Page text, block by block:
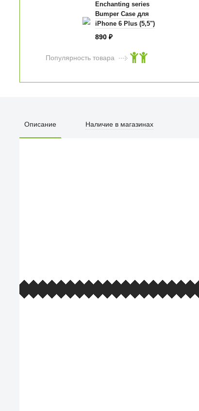
Enchanting series
Bumper Case для
iPhone 6 Plus (5,5")
тёмно-синий
890₽
Популярность товара
Описание Наличие в магазинах